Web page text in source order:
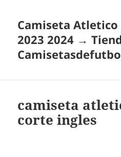
Camiseta
2023 2024 →
camiseta
corte ingles